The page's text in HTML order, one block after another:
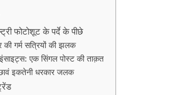
फोटोशूट के पर्दे के पीछे
की गर्म सत्रियों की झलक
इंसाइट्स: एक सिंगल पोस्ट की ताक़त
छावं इकतेनी धरकार जलक